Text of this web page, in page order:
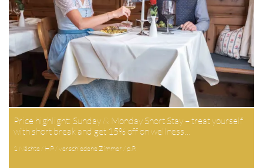
Price highlight: Sunday & Monday Short Stay – treat yourself
with short break and get 15% off on wellness…
1 Nächte / HP / verschiedene Zimmer / p.P.